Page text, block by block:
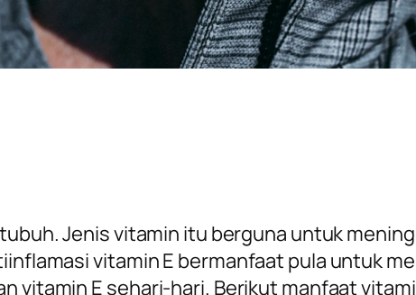
Jenis vitamin itu berguna untuk
vitamin E bermanfaat pula untuk
vitamin E sehari-hari. Berikut manfaat